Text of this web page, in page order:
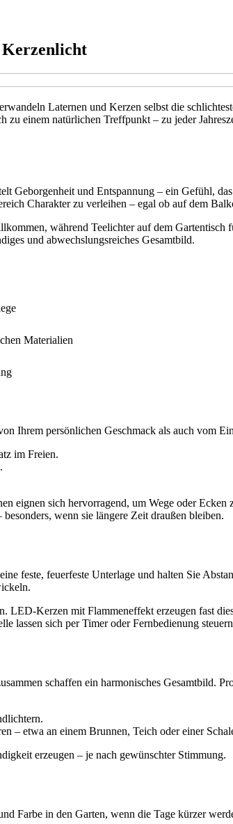
Kerzenlicht
Laternen und Kerzen selbst die
zu einem natürlichen Treffpunkt – zu jeder
Geborgenheit und Entspannung – ein Gefühl,
Charakter zu verleihen – egal ob auf dem
während Teelichter auf dem
und abwechslungsreiches Gesamtbild.
Materialien
Ihrem persönlichen Geschmack als auch vom
im Freien.
eignen sich hervorragend, um Wege oder
wenn sie längere Zeit draußen bleiben.
feste, feuerfeste Unterlage und halten Sie
LED-Kerzen mit Flammeneffekt erzeugen fast
lassen sich per Timer oder Fernbedienung
schaffen ein harmonisches Gesamtbild.
– etwa an einem Brunnen, Teich oder einer
erzeugen – je nach gewünschter Stimmung.
Farbe in den Garten, wenn die Tage kürzer